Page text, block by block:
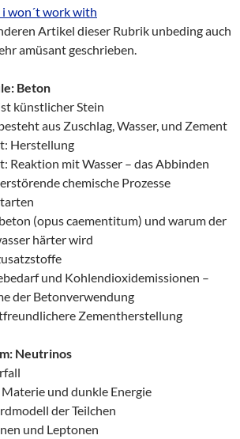
i won´t work with
Artikel dieser Rubrik unbeding auch
amüsant geschrieben.
Beton
künstlicher Stein
aus Zuschlag, Wasser, und Zement
Herstellung
Reaktion mit Wasser – das Abbinden
chemische Prozesse
(opus caementitum) und warum der
härter wird
und Kohlendioxidemissionen –
der Betonverwendung
Zementherstellung
Neutrinos
und dunkle Energie
der Teilchen
und Leptonen